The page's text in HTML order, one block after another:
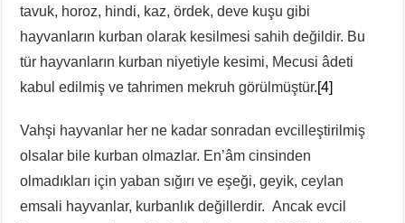
tavuk, horoz, hindi, kaz, ördek, deve kuşu gibi
hayvanların kurban olarak kesilmesi sahih değildir. Bu
tür hayvanların kurban niyetiyle kesimi, Mecusi âdeti
kabul edilmiş ve tahrimen mekruh görülmüştür.[4]
Vahşi hayvanlar her ne kadar sonradan evcilleştirilmiş
olsalar bile kurban olmazlar. En’âm cinsinden
olmadıkları için yaban sığırı ve eşeği, geyik, ceylan
emsali hayvanlar, kurbanlık değillerdir. Ancak evcil